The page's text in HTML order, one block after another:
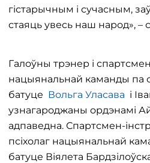
гістарычным і сучасным,
стаяць увесь наш народ», –
Галоўны трэнер і
нацыянальнай каманды па
батуце Вольга Уласава і
узнагароджаны ордэнамі
адпаведна. Спартсмен-
псіхолаг нацыянальнай
батуце Віялета